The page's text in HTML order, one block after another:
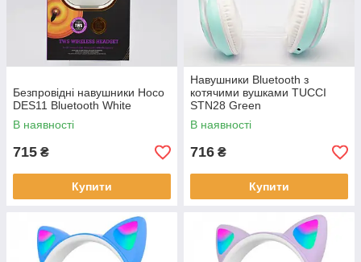
Безпровідні навушники Hoco
DES11 Bluetooth White
В наявності
715 ₴
Купити
Навушники Bluetooth з
котячими вушками TUCCI
STN28 Green
В наявності
716 ₴
Купити